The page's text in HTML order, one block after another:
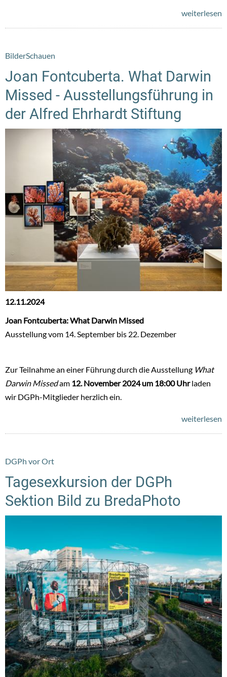
weiterlesen
BilderSchauen
Joan Fontcuberta. What Darwin
Missed - Ausstellungsführung in
der Alfred Ehrhardt Stiftung
12.11.2024
Joan Fontcuberta: What Darwin Missed
Ausstellung vom 14. September bis 22. Dezember
Zur Teilnahme an einer Führung durch die Ausstellung What
Darwin Missedam 12. November 2024 um 18:00 Uhrladen
wir DGPh-Mitglieder herzlich ein.
weiterlesen
DGPh vor Ort
Tagesexkursion der DGPh
Sektion Bild zu BredaPhoto